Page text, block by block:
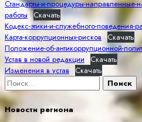
Стандарты-и-процедуры-направленные-
работы Скачать
Кодекс-этики-и-служебного-поведения-
Карта-коррупционных-рисков Скачать
Положение-об-антикоррупционной-
Устав в новой редакции
Скачать
Изменения в устав Скачать
Найти:
Новости региона